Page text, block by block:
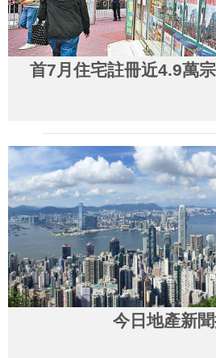
首7月住宅註冊近4.9萬
今日地產新